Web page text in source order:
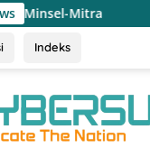
Reses Jeane
Indeks